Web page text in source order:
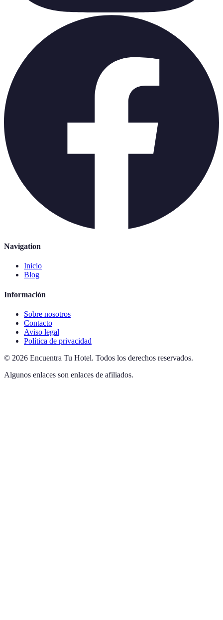
Navigation
Inicio
Blog
Información
Sobre nosotros
Contacto
Aviso legal
Política de privacidad
© 2026 Encuentra Tu Hotel. Todos los derechos reservados.
Algunos enlaces son enlaces de afiliados.